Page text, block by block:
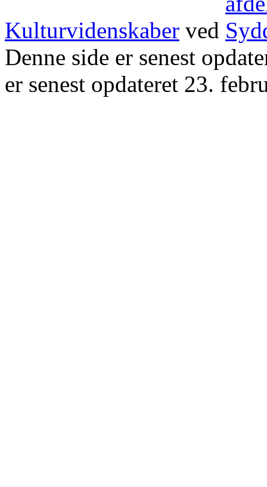
Kulturvidenskaber ved
Denne side er senest
er senest opdateret 23.